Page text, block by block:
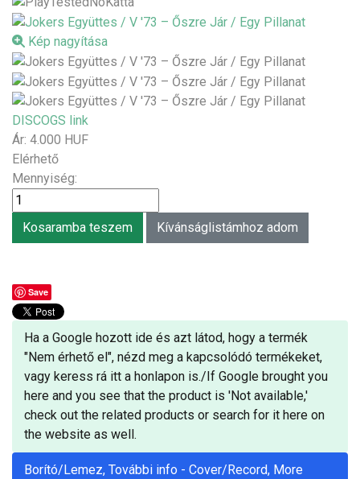
Kép nagyítása
DISCOGS link
Ár: 4.000 HUF
Elérhető
Mennyiség:
Save
Ha a Google hozott ide és azt látod, hogy a termék
"Nem érhető el", nézd meg a kapcsolódó termékeket,
vagy keress rá itt a honlapon is./If Google brought you
here and you see that the product is 'Not available,'
check out the related products or search for it here on
the website as well.
Borító/Lemez, További info - Cover/Record, More